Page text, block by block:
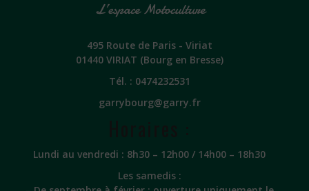
495 Route de Paris - Viriat
01440 VIRIAT (Bourg en Bresse)
Tél. : 0474232531
garrybourg@garry.fr
Lundi au vendredi : 8h30 – 12h00 / 14h00 – 18h30
Les samedis :